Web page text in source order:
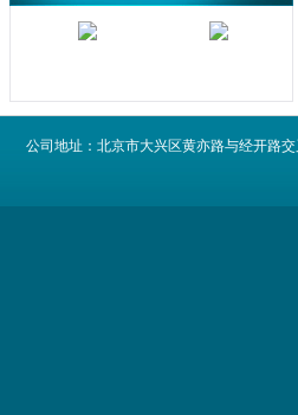
公司地址：北京市大兴区黄亦路与经开路